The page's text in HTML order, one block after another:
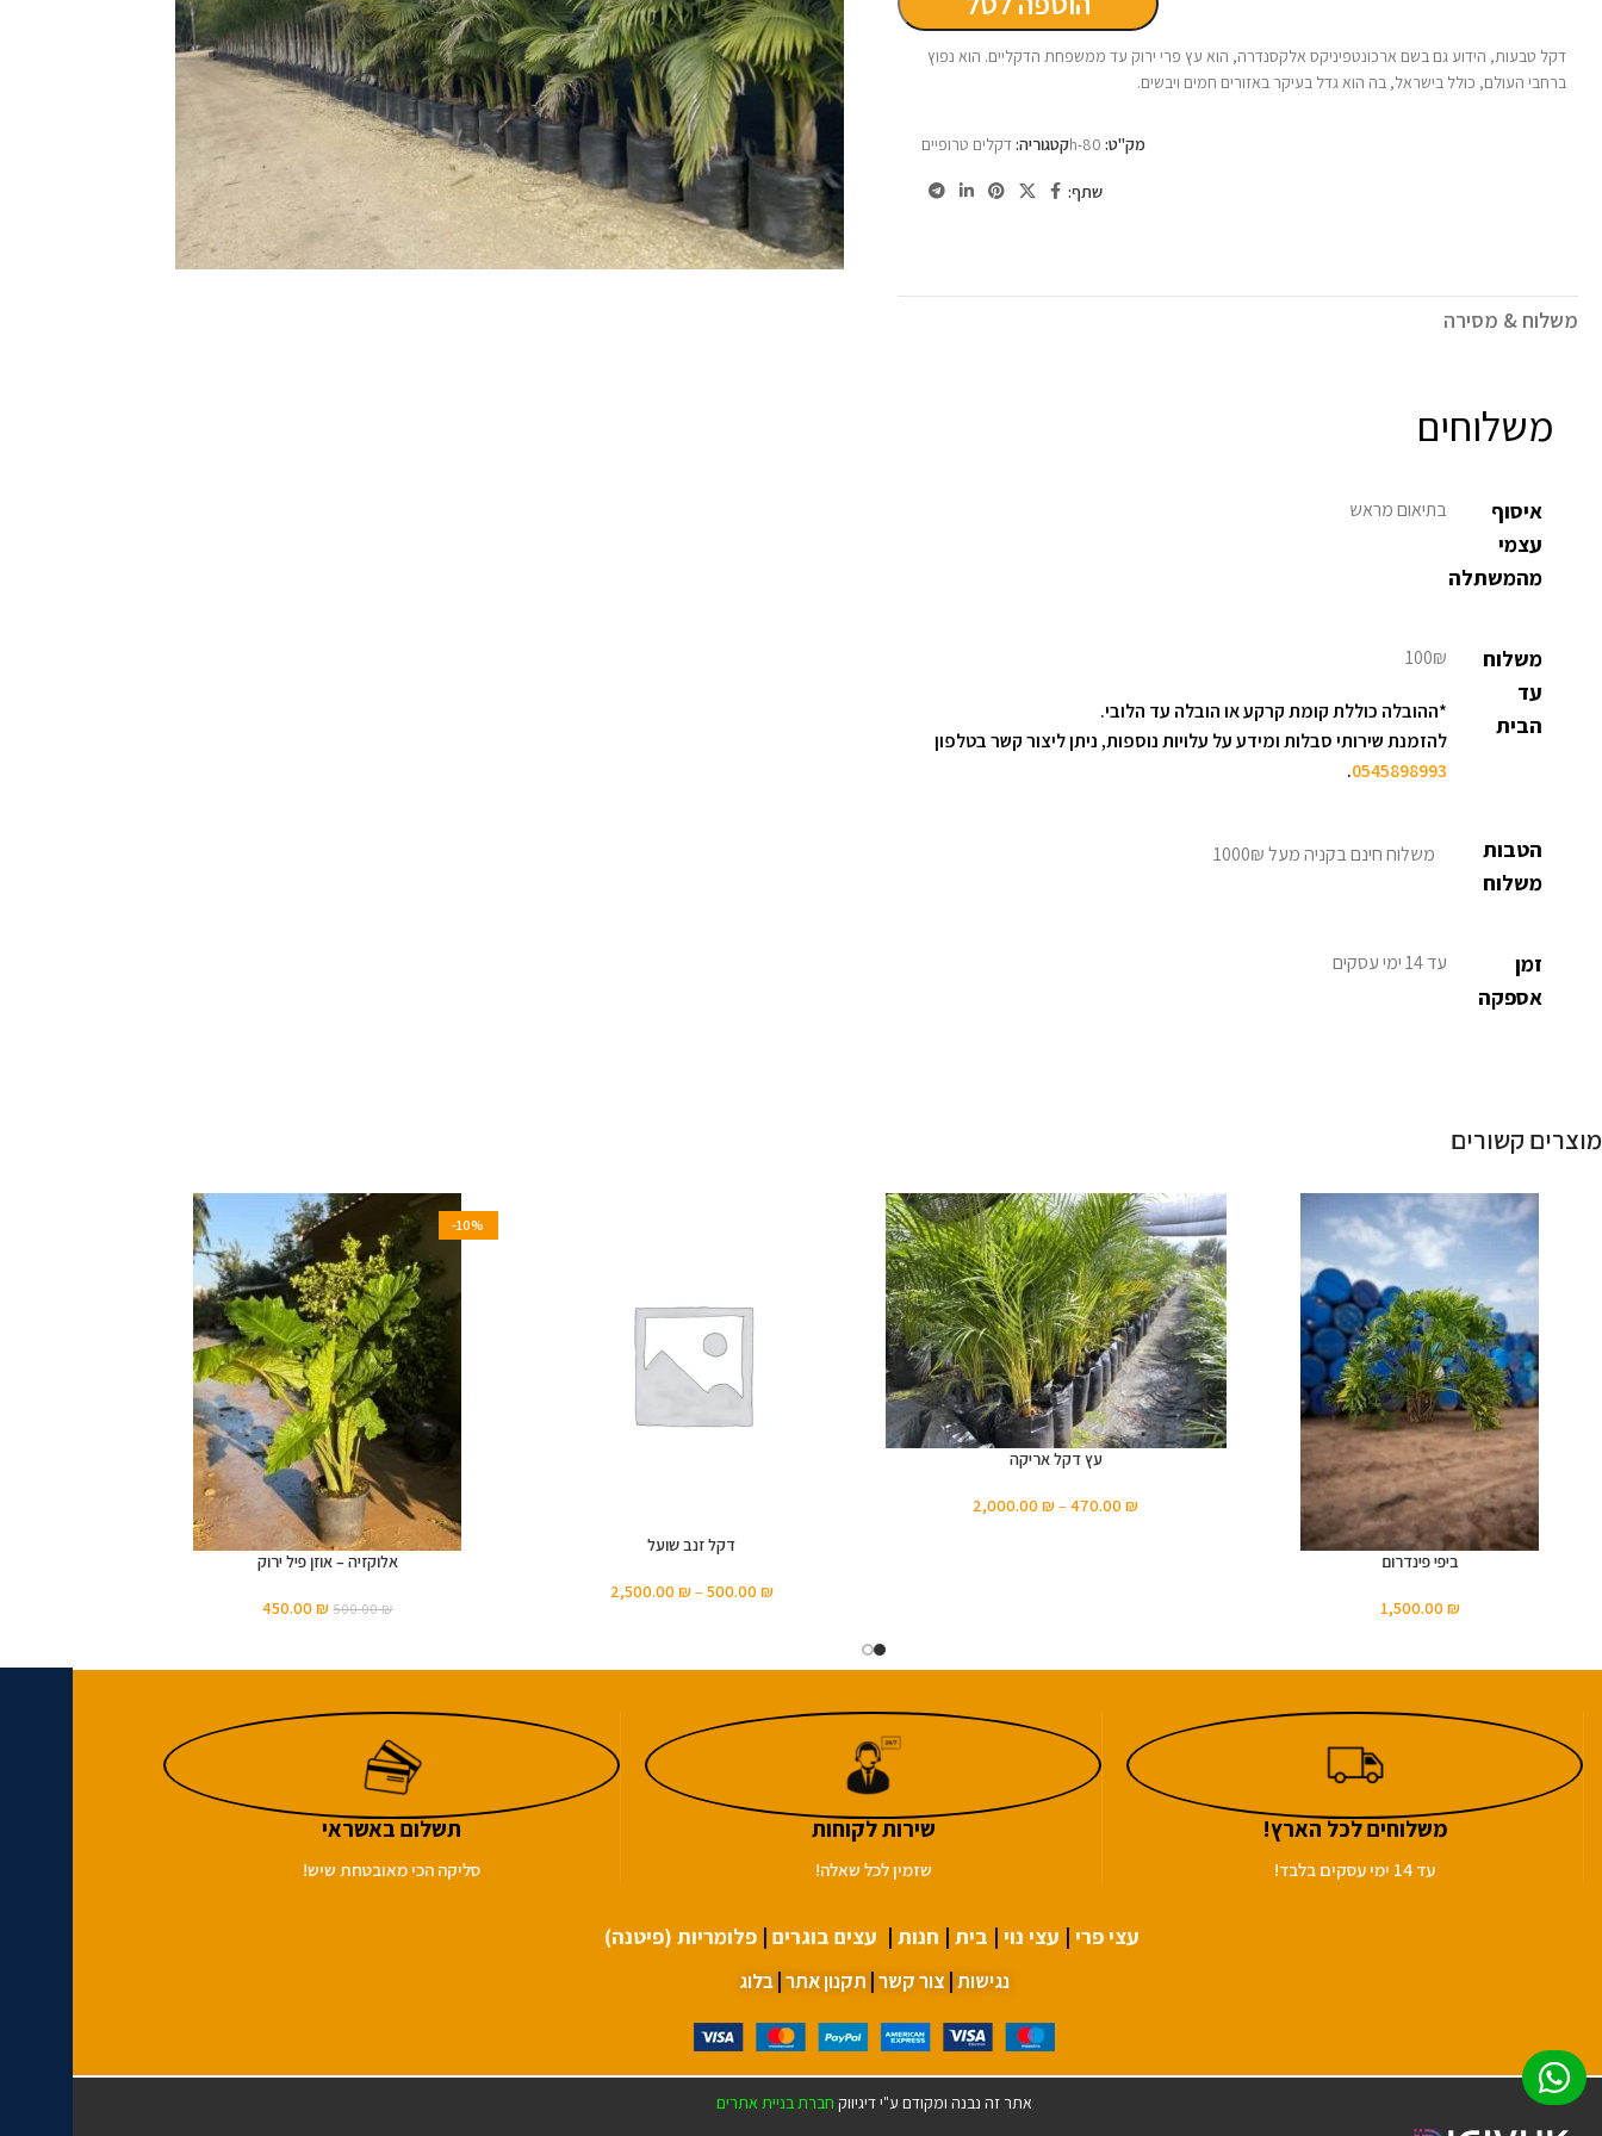
דקל טבעות, הידוע גם בשם ארכונטפיניקס אלקסנדרה, הוא עץ פרי ירוק עד ממשפחת הדקליים. הוא נפוץ
ברחבי העולם, כולל בישראל, בה הוא גדל בעיקר באזורים חמים ויבשים.
מק"ט: h-80קטגוריה:דקלים טרופיים
שתף:
משלוח & מסירה
משלוחים
איסוף
עצמי
מהמשתלה
בתיאום מראש
משלוח
עד
הבית
100₪
*ההובלה כוללת קומת קרקע או הובלה עד הלובי.
להזמנת שירותי סבלות ומידע על עלויות נוספות, ניתן ליצור קשר בטלפון
0545898993
.
הטבות
משלוח
משלוח חינם בקניה מעל 1000₪
זמן
אספקה
עד 14 ימי עסקים
מוצרים קשורים
ביפי פינדרום
1,500.00₪
עץ דקל אריקה
470.00₪
–
2,000.00₪
דקל זנב שועל
500.00₪
–
2,500.00₪
-10%
אלוקזיה – אוזן פיל ירוק
500.00₪
450.00₪
משלוחים לכל הארץ!
עד 14 ימי עסקים בלבד!
שירות לקוחות
שזמין לכל שאלה!
תשלום באשראי
סליקה הכי מאובטחת שיש!
עצי פרי | עצי נוי | בית | חנות | עצים בוגרים |פלומריות (פיטנה)
נגישות |צור קשר תקנון אתר |בלוג
אתר זה נבנה ומקודם ע"י דיגיווק חברת בניית אתרים